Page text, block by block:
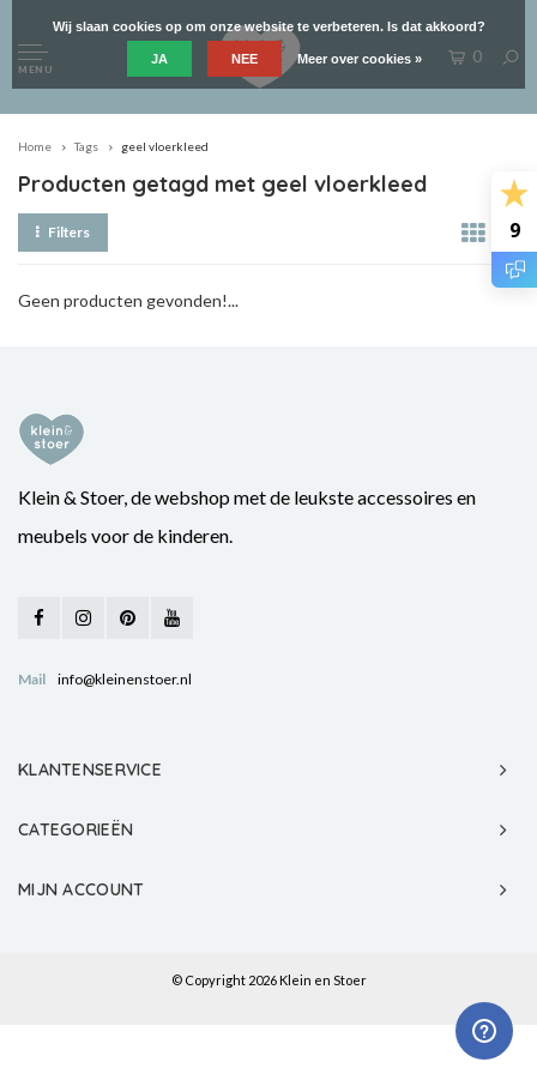
9
MENU
0
Home Tags geel vloerkleed
Producten getagd met geel vloerkleed
Filters
Geen producten gevonden!...
Klein & Stoer, de webshop met de leukste accessoires en
meubels voor de kinderen.
Mail info@kleinenstoer.nl
KLANTENSERVICE
CATEGORIEËN
MIJN ACCOUNT
© Copyright 2026 Klein en Stoer
Wij slaan cookies op om onze website te verbeteren. Is dat akkoord?
JA NEE Meer over cookies »